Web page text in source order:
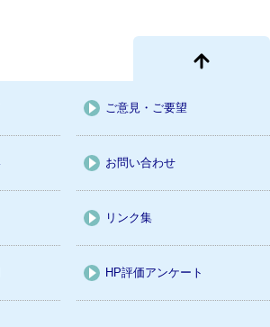
ご意見・ご要望
お問い合わせ
リンク集
HP評価アンケート